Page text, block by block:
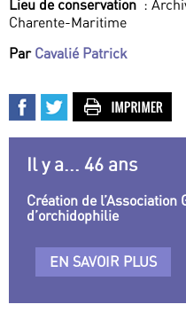
Lieu de conservation :
Charente-Maritime
Par Cavalié Patrick
Il y a... 46 ans
Création de l’Association
d’orchidophilie
EN SAVOIR PLUS